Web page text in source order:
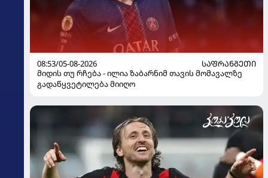
08:53/05-08-2026
ᲡᲐᲤᲠᲐᲜᲒᲔᲗᲘ
მიდის თუ რჩება - ილია ზაბარნიმ თავის მომავალზე
გადაწყვეტილება მიიღო